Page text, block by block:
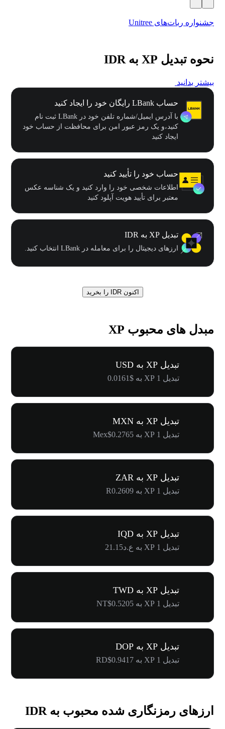
جشنواره ربات‌های Unitree
نحوه تبدیل XP به IDR
بیشتر بدانید
حساب LBank رایگان خود را ایجاد کنید
با آدرس ایمیل/شماره تلفن خود در LBank ثبت نام
کنید،و یک رمز عبور امن برای محافظت از حساب خود
ایجاد کنید
حساب خود را تأیید کنید
اطلاعات شخصی خود را وارد کنید و یک شناسه عکس
معتبر برای تأیید هویت آپلود کنید
تبدیل XP به IDR
ارزهای دیجیتال را برای معامله در LBank انتخاب کنید.
اکنون IDR را بخرید
مبدل های محبوب XP
تبدیل XP به USD
تبدیل 1 XP به $0.0161
تبدیل XP به MXN
تبدیل 1 XP به Mex$0.2765
تبدیل XP به ZAR
تبدیل 1 XP به R0.2609
تبدیل XP به IQD
تبدیل 1 XP به ع.د21.15
تبدیل XP به TWD
تبدیل 1 XP به NT$0.5205
تبدیل XP به DOP
تبدیل 1 XP به RD$0.9417
ارزهای رمزنگاری شده محبوب به IDR